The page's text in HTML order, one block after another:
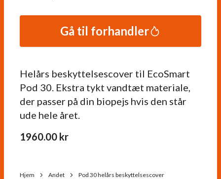
Helårs beskyttelsescover til EcoSmart
Pod 30. Ekstra tykt vandtæt materiale,
der passer på din biopejs hvis den står
ude hele året.
1960.00 kr
Gå til forhandler
Hjem Andet Pod 30 helårs beskyttelsescover